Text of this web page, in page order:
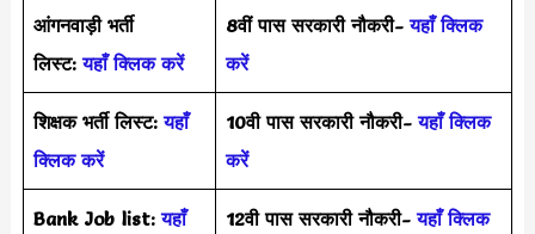
आंगनवाड़ी भर्ती
लिस्ट: यहाँ क्लिक करें
8वीं पास सरकारी नौकरी- यहाँ क्लिक
करें
शिक्षक भर्ती लिस्ट: यहाँ
क्लिक करें
10वी पास सरकारी नौकरी- यहाँ क्लिक
करें
Bank Job list: यहाँ
12वी पास सरकारी नौकरी- यहाँ क्लिक